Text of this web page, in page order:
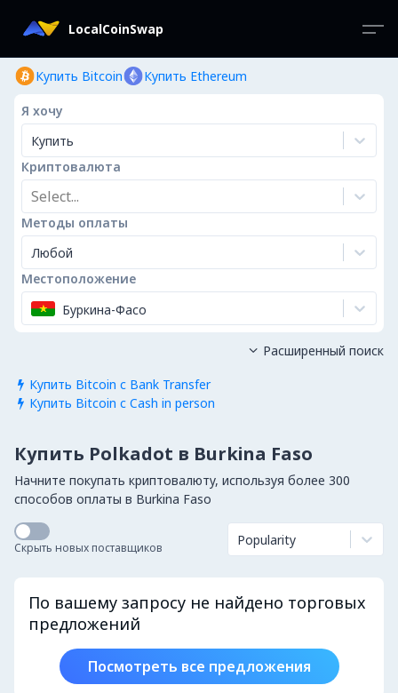
LocalCoinSwap
Купить Bitcoin Купить Ethereum
Я хочу
Купить
Криптовалюта
Select...
Методы оплаты
Любой
Местоположение
Буркина-Фасо
 Купить Bitcoin с Bank Transfer
 Купить Bitcoin с Cash in person
 Расширенный поиск
Купить Polkadot в Burkina Faso
Начните покупать криптовалюту, используя более 300
способов оплаты в Burkina Faso
Скрыть новых поставщиков Popularity
По вашему запросу не найдено торговых
предложений
Посмотреть все предложения